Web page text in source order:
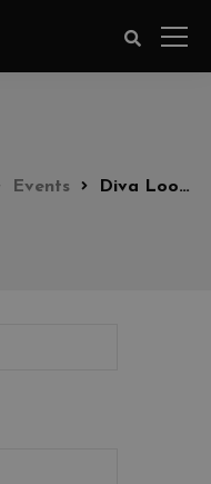
Events Diva Look party 18:00h